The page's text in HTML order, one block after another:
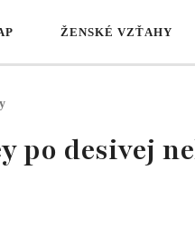
ŽENSKÉ VZŤAHY
po desivej